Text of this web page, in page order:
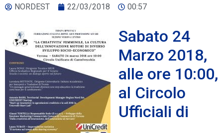
NORDEST 22/03/2018 00:57
Sabato 24
Marzo 2018,
alle ore 10:00,
al Circolo
Ufficiali di